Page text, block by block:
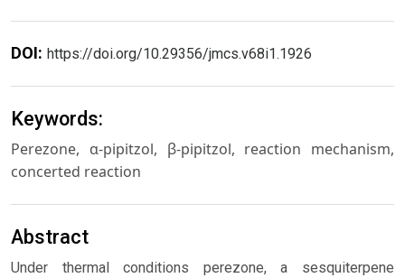
DOI: https://doi.org/10.29356/jmcs.v68i1.1926
Keywords:
Perezone, α-pipitzol, β-pipitzol, reaction mechanism,
concerted reaction
Abstract
Under thermal conditions perezone, a sesquiterpene